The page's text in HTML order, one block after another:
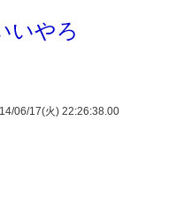
いやろ
06/17(火) 22:26:38.00